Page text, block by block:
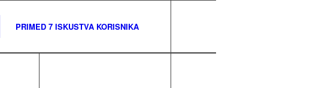
PRIMED 7 ISKUSTVA KORISNIKA